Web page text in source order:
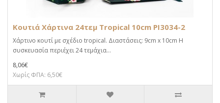
Κουτιά Χάρτινα 24τεμ Tropical 10cm PI3034-2
Χάρτινο κουτί με σχέδιο tropical. Διαστάσεις: 9cm x 10cm Η
συσκευασία περιέχει 24 τεμάχια...
8,06€
Χωρίς ΦΠΑ: 6,50€